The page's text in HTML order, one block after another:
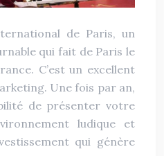
de Paris, un
qui fait de Paris le
C’est un excellent
Une fois par an,
de présenter votre
ludique et
qui génère